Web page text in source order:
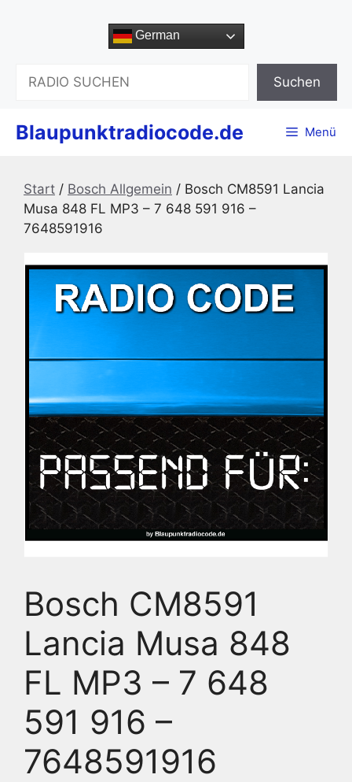
German
Suchen
Blaupunktradiocode.de Menü
Start / Bosch Allgemein / Bosch CM8591 Lancia
Musa 848 FL MP3 – 7 648 591 916 –
7648591916
Bosch CM8591
Lancia Musa 848
FL MP3 – 7 648
591 916 –
7648591916